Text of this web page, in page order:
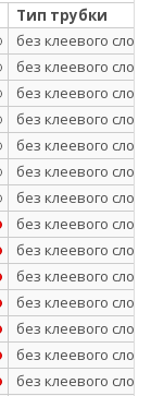
Тип трубки
без клеевого слоя
без клеевого слоя
без клеевого слоя
без клеевого слоя
без клеевого слоя
без клеевого слоя
без клеевого слоя
без клеевого слоя
без клеевого слоя
без клеевого слоя
без клеевого слоя
без клеевого слоя
без клеевого слоя
без клеевого слоя